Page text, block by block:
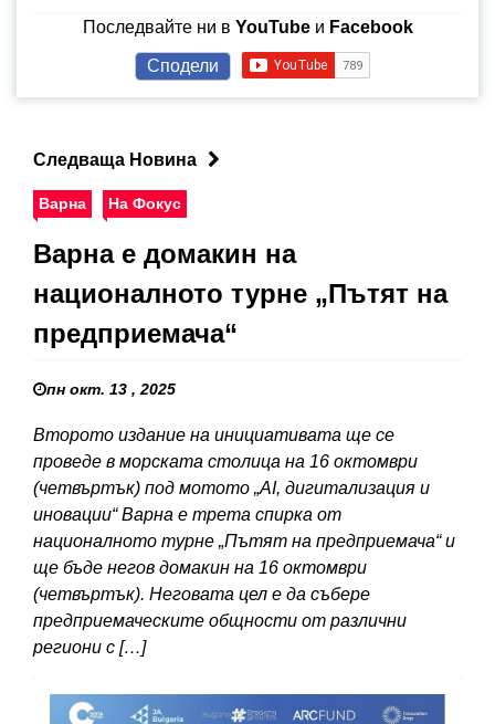
Последвайте ни в YouTubeи Facebook
Сподели
Следваща Новина
Варна На Фокус
Варна е домакин на
националното турне „Пътят на
предприемача“
пн окт. 13 , 2025
Второто издание на инициативата ще се
проведе в морската столица на 16 октомври
(четвъртък) под мотото „AI, дигитализация и
иновации“ Варна е трета спирка от
националното турне „Пътят на предприемача“ и
ще бъде негов домакин на 16 октомври
(четвъртък). Неговата цел е да събере
предприемаческите общности от различни
региони с […]